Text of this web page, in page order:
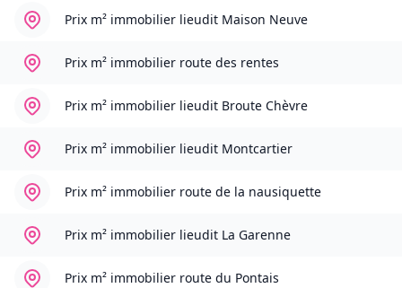
Prix m² immobilier lieudit Maison Neuve
Prix m² immobilier route des rentes
Prix m² immobilier lieudit Broute Chèvre
Prix m² immobilier lieudit Montcartier
Prix m² immobilier route de la nausiquette
Prix m² immobilier lieudit La Garenne
Prix m² immobilier route du Pontais